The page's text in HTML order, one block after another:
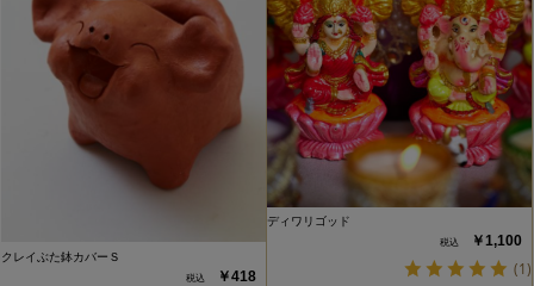
クレイぶた鉢カバーＳ
￥418
ディワリゴッド
￥1,100
(1)